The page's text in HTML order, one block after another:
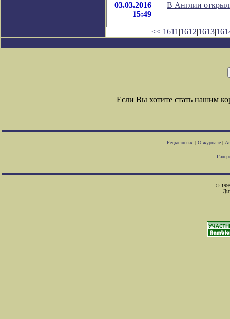
03.03.2016
15:49
В Англии
<< 1611 |1612|1613|
Если Вы хотите стать нашим
Редколлегия| О журнале|
©